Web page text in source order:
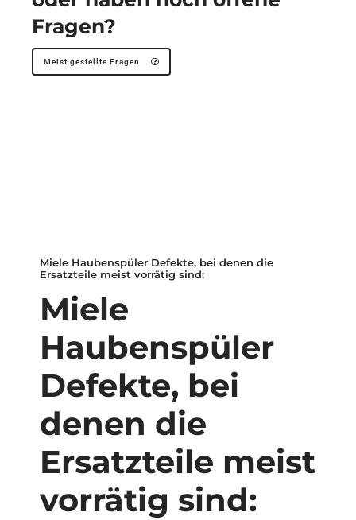
Fragen?
Meist gestellte Fragen
Miele Haubenspüler Defekte, bei denen die
Ersatzteile meist vorrätig sind:
Miele
Haubenspüler
Defekte, bei
denen die
Ersatzteile meist
vorrätig sind: